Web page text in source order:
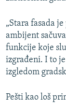
„Stara fasada
ambijent
funkcije koje
izgrađeni. I to
izgledom
Pešti kao loš